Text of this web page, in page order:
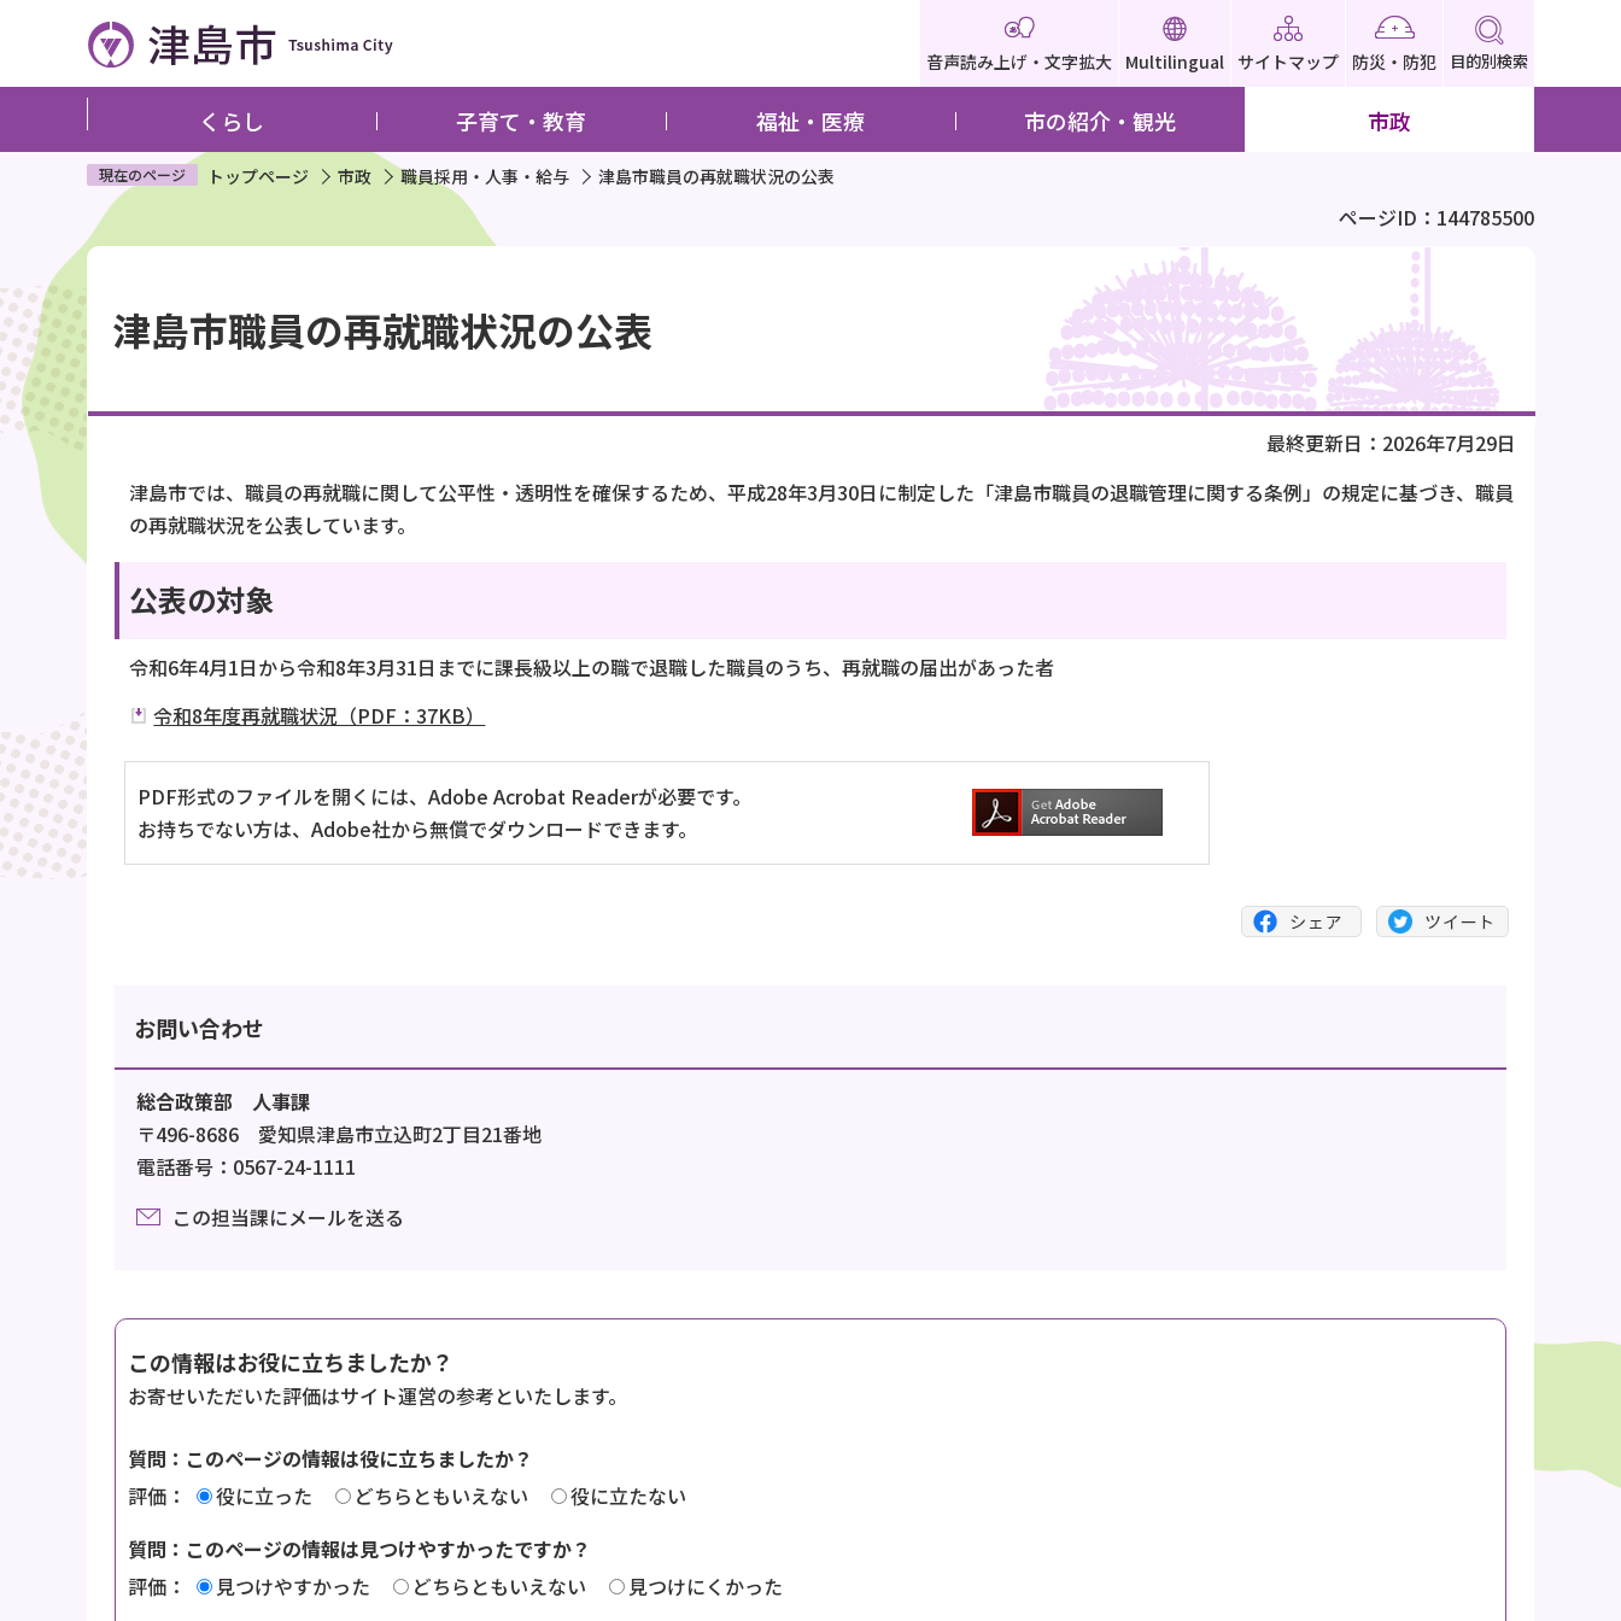
ペ
ジ
す
音声読み上げ・文字拡大 Multilingual サイトマップ 防災・防犯 目的別検索
くらし 子育て・教育 福祉・医療 市の紹介・観光 市政
現在のページ トップページ 市政 職員採用・人事・給与 津島市職員の再就職状況の公表
ページID：144785500
文
こ
こ
か
ら
津島市職員の再就職状況の公表
最終更新日：2026年7月29日
津島市では、職員の再就職に関して公平性・透明性を確保するため、平成28年3月30日に制定した「津島市職員の退職管理に関する条例」の規定に基づき、職員
の再就職状況を公表しています。
公表の対象
令和6年4月1日から令和8年3月31日までに課長級以上の職で退職した職員のうち、再就職の届出があった者
令和8年度再就職状況（PDF：37KB）
PDF形式のファイルを開くには、Adobe Acrobat Readerが必要です。
お持ちでない方は、Adobe社から無償でダウンロードできます。
お問い合わせ
総合政策部 人事課
〒496-8686 愛知県津島市立込町2丁目21番地
電話番号：0567-24-1111
この担当課にメールを送る
この情報はお役に立ちましたか？
お寄せいただいた評価はサイト運営の参考といたします。
質問：このページの情報は役に立ちましたか？
評価：
役に立った どちらともいえない
役に立たない
質問：このページの情報は見つけやすかったですか？
評価：
見つけやすかった どちらともいえない 見つけにくかった